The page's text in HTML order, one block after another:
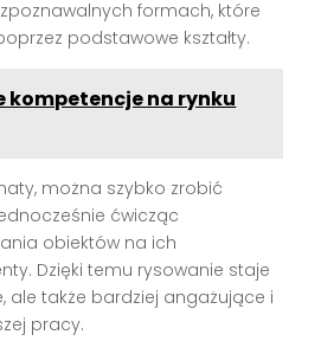
formach, które
podstawowe kształty.
kompetencje na rynku
można szybko zrobić
ćwicząc
obiektów na ich
Dzięki temu rysowanie staje
ale także bardziej angażujące i
pracy.